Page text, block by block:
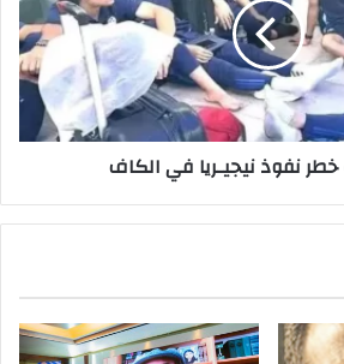
خطر نفوذ نيجيـريا في الكاف